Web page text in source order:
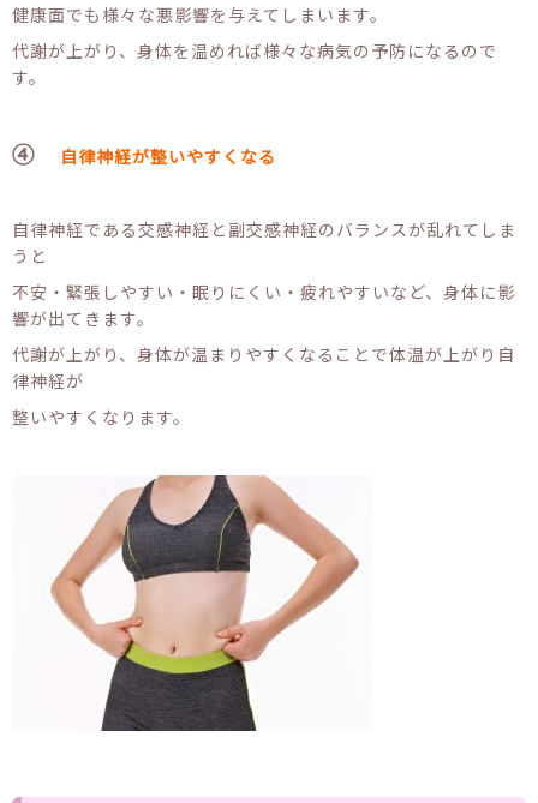
健康面でも様々な悪影響を与えてしまいます。
代謝が上がり、身体を温めれば様々な病気の予防になるので
す。
④ 自律神経が整いやすくなる
自律神経である交感神経と副交感神経のバランスが乱れてしま
うと
不安・緊張しやすい・眠りにくい・疲れやすいなど、身体に影
響が出てきます。
代謝が上がり、身体が温まりやすくなることで体温が上がり自
律神経が
整いやすくなります。